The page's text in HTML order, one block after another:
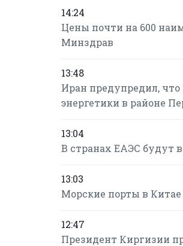
14:24
Цены почти на 600
Минздрав
13:48
Иран предупредил,
энергетики в районе
13:04
В странах ЕАЭС будут
13:03
Морские порты в
12:47
Президент Киргизии